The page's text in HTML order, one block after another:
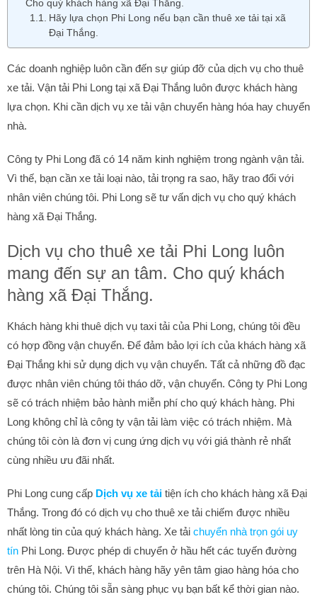
Cho quý khách hàng xã Đại Thắng.
Hãy lựa chọn Phi Long nếu bạn cần thuê xe tải tại xã
Đại Thắng.
Các doanh nghiệp luôn cần đến sự giúp đỡ của dịch vụ cho thuê
xe tải. Vận tải Phi Long tại xã Đại Thắng luôn được khách hàng
lựa chọn. Khi cần dịch vụ xe tải vận chuyển hàng hóa hay chuyển
nhà.
Công ty Phi Long đã có 14 năm kinh nghiệm trong ngành vận tải.
Vì thế, bạn cần xe tải loại nào, tải trọng ra sao, hãy trao đổi với
nhân viên chúng tôi. Phi Long sẽ tư vấn dịch vụ cho quý khách
hàng xã Đại Thắng.
Dịch vụ cho thuê xe tải Phi Long luôn
mang đến sự an tâm. Cho quý khách
hàng xã Đại Thắng.
Khách hàng khi thuê dịch vụ taxi tải của Phi Long, chúng tôi đều
có hợp đồng vận chuyển. Để đảm bảo lợi ích của khách hàng xã
Đại Thắng khi sử dụng dịch vụ vận chuyển. Tất cả những đồ đạc
được nhân viên chúng tôi tháo dỡ, vận chuyển. Công ty Phi Long
sẽ có trách nhiệm bảo hành miễn phí cho quý khách hàng. Phi
Long không chỉ là công ty vận tải làm việc có trách nhiệm. Mà
chúng tôi còn là đơn vị cung ứng dịch vụ với giá thành rẻ nhất
cùng nhiều ưu đãi nhất.
Phi Long cung cấp Dịch vụ xe tải tiện ích cho khách hàng xã Đại
Thắng. Trong đó có dịch vụ cho thuê xe tải chiếm được nhiều
nhất lòng tin của quý khách hàng. Xe tải chuyển nhà trọn gói uy
tín Phi Long. Được phép di chuyển ở hầu hết các tuyến đường
trên Hà Nội. Vì thế, khách hàng hãy yên tâm giao hàng hóa cho
chúng tôi. Chúng tôi sẵn sàng phục vụ bạn bất kể thời gian nào.